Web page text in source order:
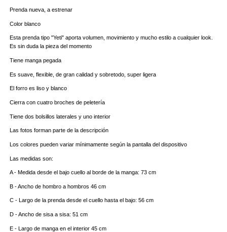
Prenda nueva, a estrenar
Color blanco
Esta prenda tipo "Yeti" aporta volumen, movimiento y mucho estilo a cualquier look.
Es sin duda la pieza del momento
Tiene manga pegada
Es suave, flexible, de gran calidad y sobretodo, super ligera
El forro es liso y blanco
Cierra con cuatro broches de peletería
Tiene dos bolsillos laterales y uno interior
Las fotos forman parte de la descripción
Los colores pueden variar mínimamente según la pantalla del dispositivo
Las medidas son:
A - Medida desde el bajo cuello al borde de la manga: 73 cm
B - Ancho de hombro a hombros 46 cm
C - Largo de la prenda desde el cuello hasta el bajo: 56 cm
D - Ancho de sisa a sisa: 51 cm
E - Largo de manga en el interior 45 cm